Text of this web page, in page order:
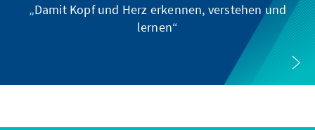
„Damit Kopf und Herz erkennen, verstehen und
lernen“